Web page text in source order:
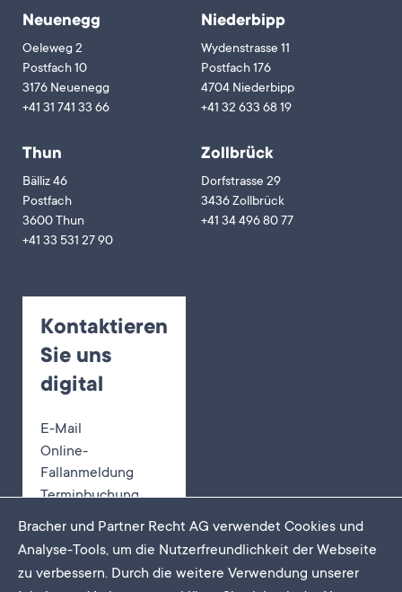
Neuenegg
Oeleweg 2
Postfach 10
3176 Neuenegg
+41 31 741 33 66
Niederbipp
Wydenstrasse 11
Postfach 176
4704 Niederbipp
+41 32 633 68 19
Thun
Bälliz 46
Postfach
3600 Thun
+41 33 531 27 90
Zollbrück
Dorfstrasse 29
3436 Zollbrück
+41 34 496 80 77
Kontaktieren
Sie uns
digital
E-Mail
Online-
Fallanmeldung
Terminbuchung
Newsletter
Bracher und Partner Recht AG verwendet Cookies und
Analyse-Tools, um die Nutzerfreundlichkeit der Webseite
zu verbessern. Durch die weitere Verwendung unserer